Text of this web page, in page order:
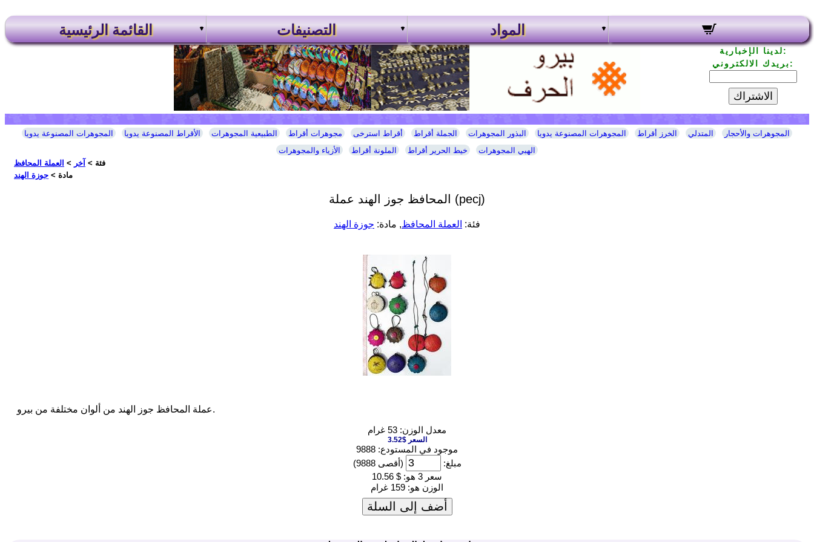
القائمة الرئيسية التصنيفات المواد
لدينا الإخبارية:
بريدك الالكتروني:
الاشتراك
المجوهرات المصنوعة يدويا الأقراط المصنوعة يدويا الطبيعية المجوهرات مجوهرات أقراط أقراط استرخى الجملة أقراط البذور المجوهرات المجوهرات المصنوعة يدويا الخرز أقراط المتدلي
المجوهرات والأحجار
الأزياء والمجوهرات
الملونة أقراط خيط الحرير أقراط
الهبي المجوهرات
فئة > آخر > العملة المحافظ
مادة > جوزة الهند
المحافظ جوز الهند عملة (pecj)
فئة: العملة المحافظ, مادة: جوزة الهند
عملة المحافظ جوز الهند من ألوان مختلفة من بيرو.
معدل الوزن: 53 غرام
السعر $3.52
موجود في المستودع: 9888
مبلغ:
(أقصى 9888)
سعر 3 هو:
$ 10.56
الوزن هو: 159 غرام
أضف إلى السلة